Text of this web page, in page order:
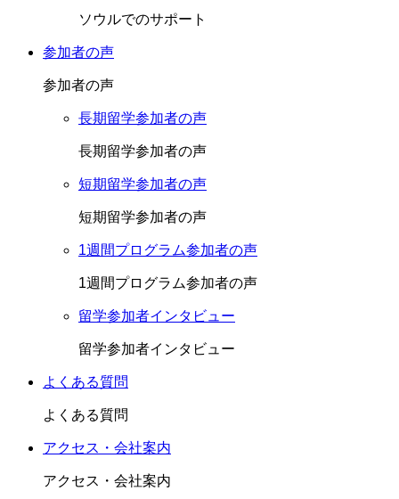
ソウルでのサポート
参加者の声
参加者の声
長期留学参加者の声
長期留学参加者の声
短期留学参加者の声
短期留学参加者の声
1週間プログラム参加者の声
1週間プログラム参加者の声
留学参加者インタビュー
留学参加者インタビュー
よくある質問
よくある質問
アクセス・会社案内
アクセス・会社案内